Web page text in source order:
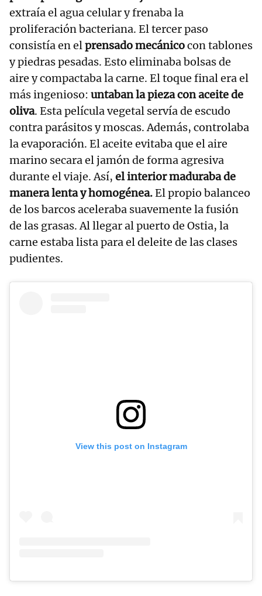
extraía el agua celular y frenaba la
proliferación bacteriana. El tercer paso
consistía en elprensado mecánicocon tablones
y piedras pesadas. Esto eliminaba bolsas de
aire y compactaba la carne. El toque final era el
más ingenioso: untaban la pieza con aceite de
oliva. Esta película vegetal servía de escudo
contra parásitos y moscas. Además, controlaba
la evaporación. El aceite evitaba que el aire
marino secara el jamón de forma agresiva
durante el viaje. Así, el interior maduraba de
manera lenta y homogénea.El propio balanceo
de los barcos aceleraba suavemente la fusión
de las grasas. Al llegar al puerto de Ostia, la
carne estaba lista para el deleite de las clases
pudientes.
View this post on Instagram